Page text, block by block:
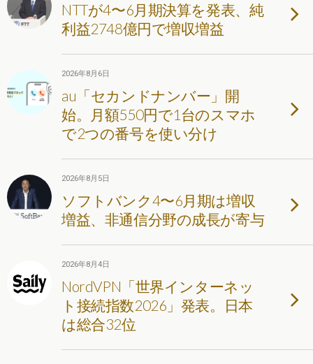
NTTが4〜6月期決算を発表、純
利益2748億円で増収増益
2026年8月6日
au「セカンドナンバー」開
始。月額550円で1台のスマホ
で2つの番号を使い分け
2026年8月5日
ソフトバンク4〜6月期は増収
増益、非通信分野の成長が寄与
2026年8月4日
NordVPN「世界インターネッ
ト接続指数2026」発表。日本
は総合32位